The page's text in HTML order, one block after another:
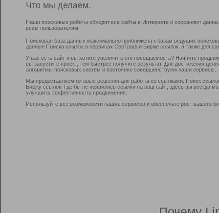
Что мы делаем.
Наши поисковые роботы обходят все сайты в Интернете и сохраняют
всем пользователям.
Поисковая база данных максимально приближена к базам ведущих
данные Поиска ссылок в сервисах СеоТраф и Бирже ссылок, а также для
У вас есть сайт и вы хотите увеличить его посещаемость? Начните
вы запустите проект, тем быстрее получите результат. Для достижения
алгоритмы поисковых систем и постоянно совершенствуем наши сервисы.
Мы предоставляем готовые решения для работы со ссылками: Поиск
Биржу ссылок. Где бы не появились ссылки на ваш сайт, здесь вы всегда
улучшить эффективность продвижения.
Используйте все возможности наших сервисов и обеспечьте рост вашего